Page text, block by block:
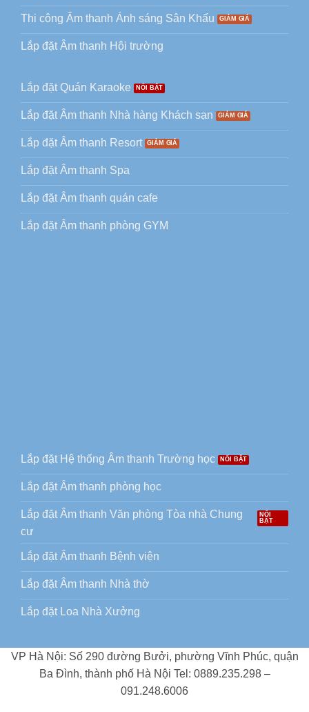
Thi công Âm thanh Ánh sáng Sân Khấu
Lắp đặt Âm thanh Hội trường
Lắp đặt Quán Karaoke
Lắp đặt Âm thanh Nhà hàng Khách sạn
Lắp đặt Âm thanh Resort
Lắp đặt Âm thanh Spa
Lắp đặt Âm thanh quán cafe
Lắp đặt Âm thanh phòng GYM
Lắp đặt Hệ thống Âm thanh Trường học
Lắp đặt Âm thanh phòng học
Lắp đặt Âm thanh Văn phòng Tòa nhà Chung
cư
Lắp đặt Âm thanh Bệnh viện
Lắp đặt Âm thanh Nhà thờ
Lắp đặt Loa Nhà Xưởng
VP Hà Nội: Số 290 đường Bưởi, phường Vĩnh Phúc, quận
Ba Đình, thành phố Hà Nội Tel: 0889.235.298 –
091.248.6006